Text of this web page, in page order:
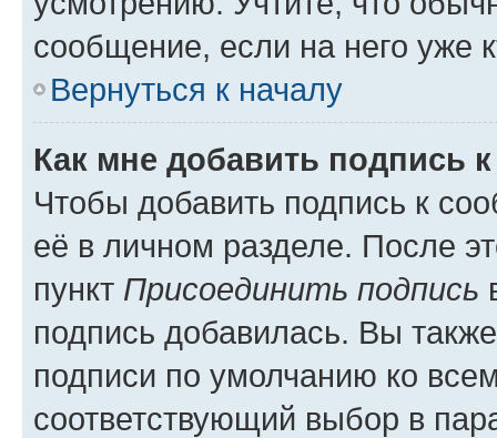
сообщение, если на него уже
Вернуться к началу
Как мне добавить подпись
Чтобы добавить подпись к
её в личном разделе. После
пункт Присоединить подпись
подпись добавилась. Вы
подписи по умолчанию ко
соответствующий выбор в